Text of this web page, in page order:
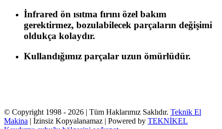
İnfrared ön ısıtma fırını özel bakım
gerektirmez, bozulabilecek parçaların değişimi
oldukça kolaydır.
Kullandığımız parçalar uzun ömürlüdür.
© Copyright 1998 - 2026 | Tüm Haklarımız Saklıdır. Teknik El
Makina | İzinsiz Kopyalanamaz | Powered by TEKNİKEL